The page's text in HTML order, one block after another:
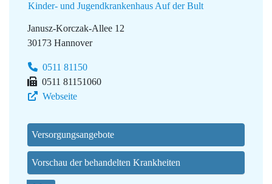
Kinder- und Jugendkrankenhaus Auf der Bult
Janusz-Korczak-Allee 12
30173 Hannover
0511 81150
0511 81151060
Webseite
Versorgungsangebote
Vorschau der behandelten Krankheiten